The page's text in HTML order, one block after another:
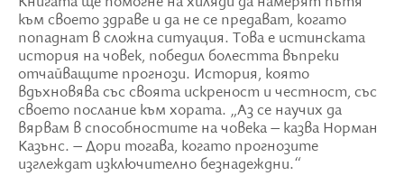
към своето здраве и да не се предават, когато
попаднат в сложна ситуация. Това е истинската
история на човек, победил болестта въпреки
отчайващите прогнози. История, която
вдъхновява със своята искреност и честност, със
своето послание към хората. „Аз се научих да
вярвам в способностите на човека – казва Норман
Казънс. – Дори тогава, когато прогнозите
изглеждат изключително безнадеждни.“